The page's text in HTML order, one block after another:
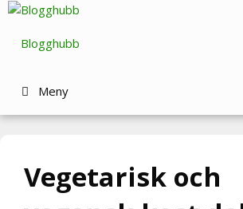
Hoppa
innehållBlogghubb
Meny
Vegetarisk och